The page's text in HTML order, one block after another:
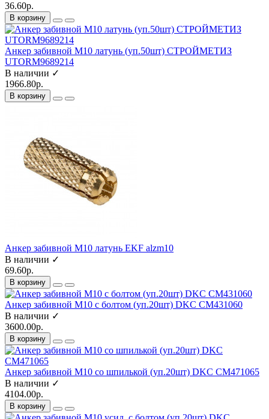
36.60р.
В корзину
Анкер забивной М10 латунь (уп.50шт) СТРОЙМЕТИЗ
UTORM9689214
В наличии ✓
1966.80р.
В корзину
Анкер забивной М10 латунь EKF alzm10
В наличии ✓
69.60р.
В корзину
Анкер забивной М10 с болтом (уп.20шт) DKC CM431060
В наличии ✓
3600.00р.
В корзину
Анкер забивной М10 со шпилькой (уп.20шт) DKC CM471065
В наличии ✓
4104.00р.
В корзину